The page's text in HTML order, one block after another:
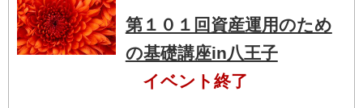
第１０１回資産運用のため
の基礎講座in八王子
イベント終了